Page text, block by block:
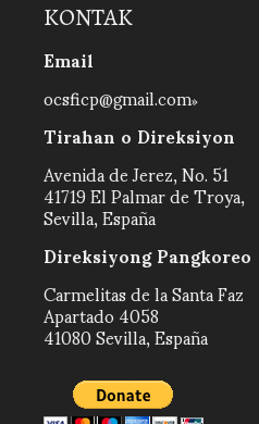
KONTAK
Email
ocsficp@gmail.com
Tirahan o Direksiyon
Avenida de Jerez, No. 51
41719 El Palmar de Troya,
Sevilla, España
Direksiyong Pangkoreo
Carmelitas de la Santa Faz
Apartado 4058
41080 Sevilla, España